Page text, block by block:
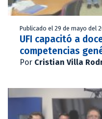
Publicado el 29 de mayo del
UFI capacitó a
competencias
Por Cristian Villa